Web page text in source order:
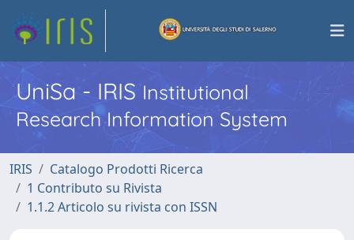
UniSa - IRISInstitutional
Research Information System
IRIS
Catalogo Prodotti Ricerca
1 Contributo su Rivista
1.1.2 Articolo su rivista con ISSN